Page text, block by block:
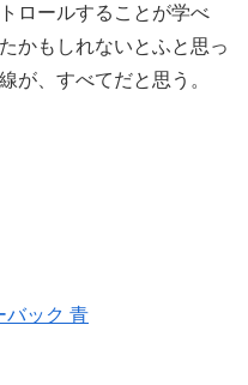
ロールすることが学べ
かもしれないとふと思っ
が、すべてだと思う。
バック 青